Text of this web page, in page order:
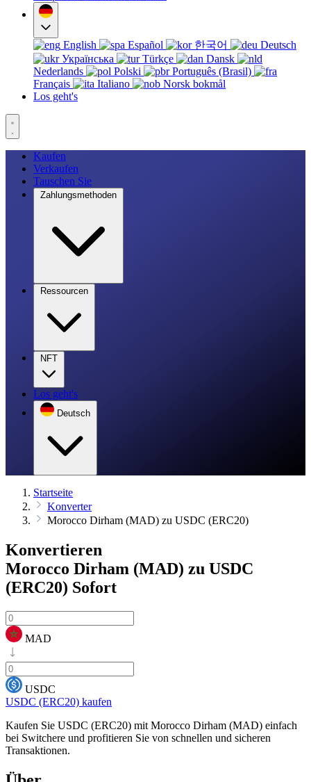
English Español 한국어
Deutsch
Українська
Türkçe
Dansk
Nederlands
Polski
Português (Brasil)
Français
Italiano
Norsk bokmål
Los geht's
Kaufen
Verkaufen
Tauschen Sie
Zahlungsmethoden
Ressourcen
NFT
Los geht's
Deutsch
Startseite
Konverter
Morocco Dirham (MAD) zu USDC (ERC20)
Konvertieren
Morocco Dirham (MAD) zu USDC
(ERC20) Sofort
MAD
USDC
USDC (ERC20) kaufen
Kaufen Sie USDC (ERC20) mit Morocco Dirham (MAD) einfach
bei Switchere und profitieren Sie von schnellen und sicheren
Transaktionen.